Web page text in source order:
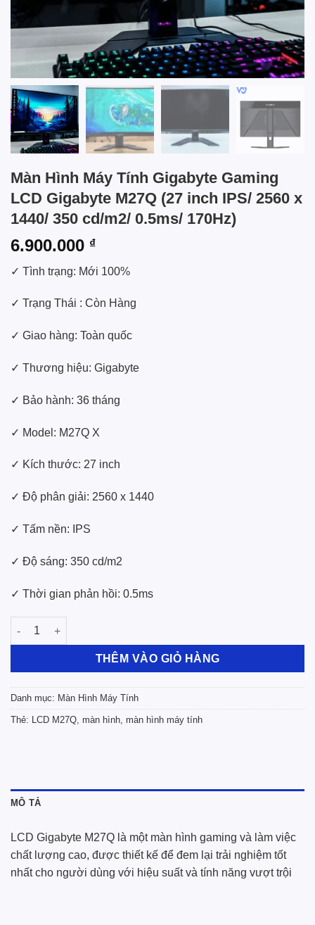
Màn Hình Máy Tính Gigabyte Gaming
LCD Gigabyte M27Q (27 inch IPS/ 2‎560 x
1440/ 350 cd/m2/ 0.5ms/ 170Hz)
6.900.000 ₫
✓ Tình trạng: Mới 100%
✓ Trạng Thái : Còn Hàng
✓ Giao hàng: Toàn quốc
✓ Thương hiệu: Gigabyte
✓ Bảo hành: 36 tháng
✓ Model: M27Q X
✓ Kích thước: 27 inch
✓ Độ phân giải: 2‎560 x 1440
✓ Tấm nền: IPS
✓ Độ sáng: 350 cd/m2
✓ Thời gian phản hồi: 0.5ms
Màn Hình Máy Tính Gigabyte Gaming LCD Gigabyte M27Q
THÊM VÀO GIỎ HÀNG
Danh mục: Màn Hình Máy Tính
Thẻ: LCD M27Q, màn hình, màn hình máy tính
MÔ TẢ
LCD Gigabyte M27Q là một màn hình gaming và làm việc
chất lượng cao, được thiết kế để đem lại trải nghiệm tốt
nhất cho người dùng với hiệu suất và tính năng vượt trội